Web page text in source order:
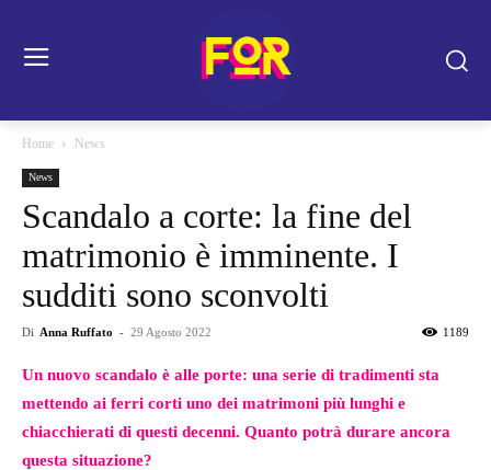
Home News
News
Scandalo a corte: la fine del
matrimonio è imminente. I
sudditi sono sconvolti
Di Anna Ruffato - 29 Agosto 2022 1189
Un nuovo scandalo è alle porte: una serie di tradimenti sta
mettendo ai ferri corti uno dei matrimoni più lunghi e
chiacchierati di questi decenni. Quanto potrà durare ancora
questa situazione?